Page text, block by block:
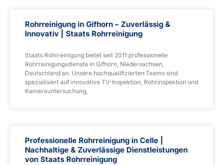
Rohrreinigung in Gifhorn – Zuverlässig &
Innovativ | Staats Rohrreinigung
Staats Rohrreinigung bietet seit 2011 professionelle
Rohrreinigungsdienste in Gifhorn, Niedersachsen,
Deutschland an. Unsere hochqualifizierten Teams sind
spezialisiert auf innovative TV-Inspektion, Rohrinspektion und
Kamerauntersuchung,
Professionelle Rohrreinigung in Celle |
Nachhaltige & Zuverlässige Dienstleistungen
von Staats Rohrreinigung